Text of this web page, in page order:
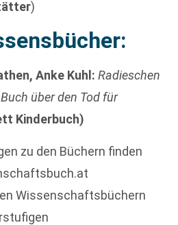
)
Anke Kuhl: Radieschen
über den Tod für
Kinderbuch)
zu den Büchern finden
Wissenschaftsbüchern